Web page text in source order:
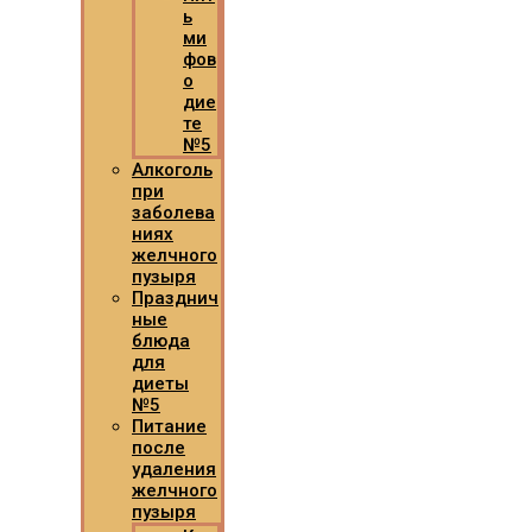
ь
ми
фов
о
дие
те
№5
Алкоголь
при
заболева
ниях
желчного
пузыря
Празднич
ные
блюда
для
диеты
№5
Питание
после
удаления
желчного
пузыря